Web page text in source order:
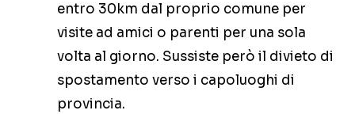
entro 30km dal proprio comune per
visite ad amici o parenti per una sola
volta al giorno. Sussiste però il divieto di
spostamento verso i capoluoghi di
provincia.